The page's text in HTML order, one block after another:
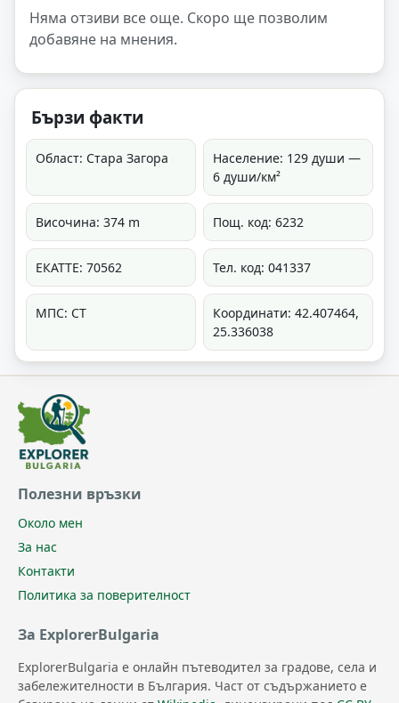
Няма отзиви все още. Скоро ще позволим
добавяне на мнения.
Бързи факти
Област: Стара Загора
Население: 129 души —
6 души/км²
Височина: 374 m Пощ. код: 6232
ЕКАТТЕ: 70562 Тел. код: 041337
МПС: СТ
Координати: 42.407464,
25.336038
Полезни връзки
Около мен
За нас
Контакти
Политика за поверителност
За ExplorerBulgaria
ExplorerBulgaria е онлайн пътеводител за градове, села и
забележителности в България. Част от съдържанието е